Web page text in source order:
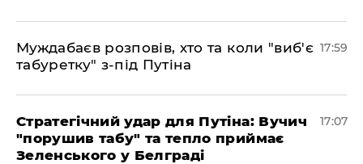
Муждабаєв розповів, хто та коли "виб'є
табуретку" з-під Путіна
17:59
Стратегічний удар для Путіна: Вучич
"порушив табу" та тепло приймає
Зеленського у Белграді
17:07